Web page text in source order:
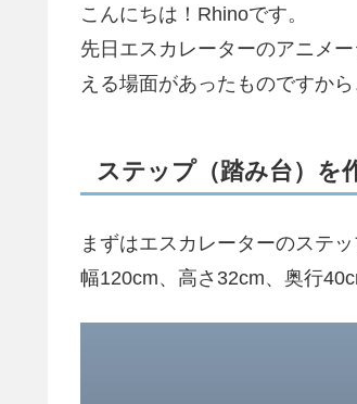
こんにちは！Rhinoです。
先日エスカレーターのアニメ
える場面があったものですか
ステップ（踏み台）を
まずはエスカレーターのステ
幅120cm、高さ32cm、奥行